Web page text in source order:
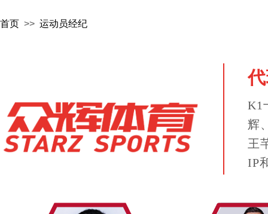
首页 >> 运动员经纪
K1
辉
王
IP